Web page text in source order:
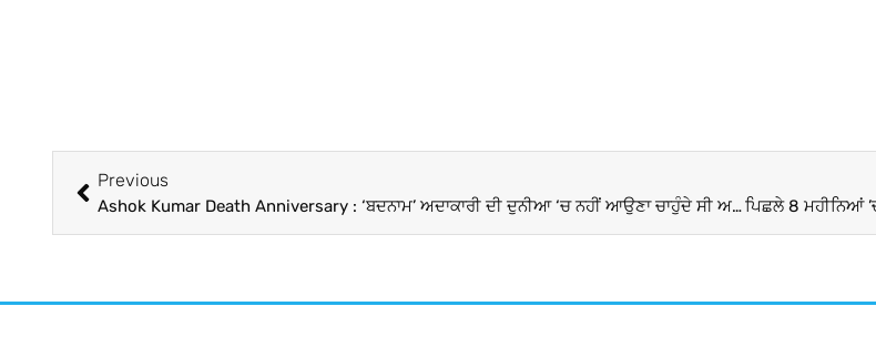
Previous
Ashok Kumar Death Anniversary : ‘ਬਦਨਾਮ’ ਅਦਾਕਾਰੀ ਦੀ ਦੁਨੀਆ ‘ਚ ਨਹੀਂ ਆਉਣਾ ਚਾਹੁੰਦੇ ਸੀ ਅਸ਼ੋਕ, ਸੁਰਖੀਆਂ ‘ਚ ਰਹੇ ਇਹ ਕਿੱਸੇ